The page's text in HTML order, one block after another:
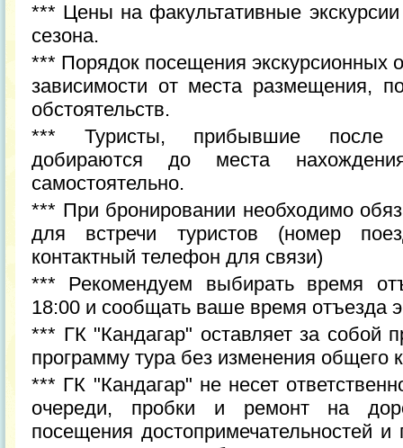
*** Цены на факультативные
сезона.
*** Порядок посещения экскурсионных
зависимости от места размещения,
обстоятельств.
*** Туристы, прибывшие после
добираются до места
самостоятельно.
*** При бронировании необходимо
для встречи туристов (номер
контактный телефон для связи)
*** Рекомендуем выбирать время
18:00 и сообщать ваше время отъезда
*** ГК "Кандагар" оставляет за собой
программу тура без изменения общего
*** ГК "Кандагар" не несет
очереди, пробки и ремонт на
посещения достопримечательностей